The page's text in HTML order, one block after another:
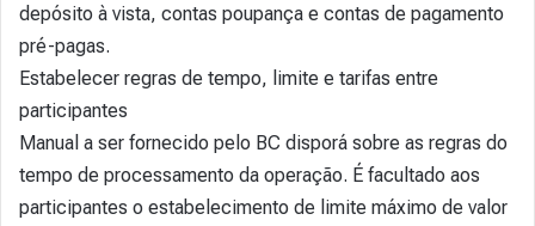
depósito à vista, contas poupança e contas de pagamento
pré-pagas.
Estabelecer regras de tempo, limite e tarifas entre
participantes
Manual a ser fornecido pelo BC disporá sobre as regras do
tempo de processamento da operação. É facultado aos
participantes o estabelecimento de limite máximo de valor